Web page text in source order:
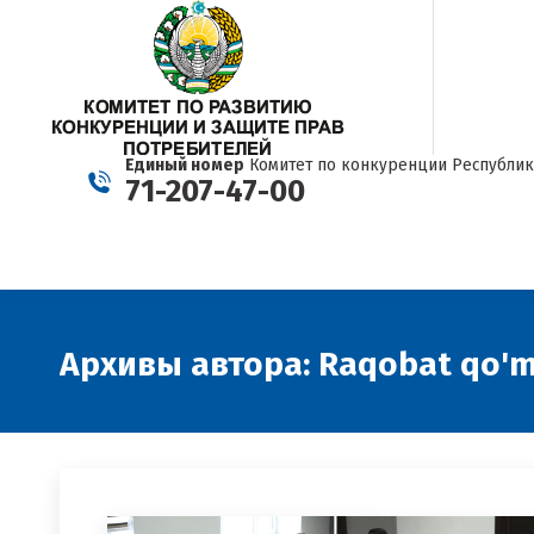
Единый номер Комитет по конкуренции
71-207-47-00
Архивы автора: Raqobat